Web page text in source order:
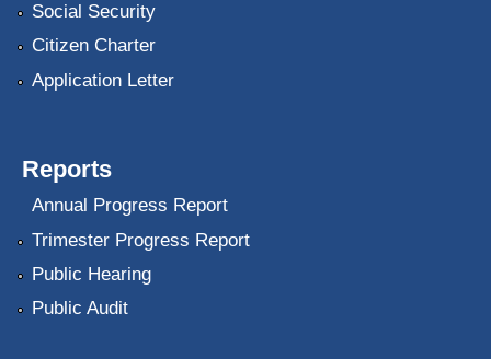
Social Security
Citizen Charter
Application Letter
Reports
Annual Progress Report
Trimester Progress Report
Public Hearing
Public Audit